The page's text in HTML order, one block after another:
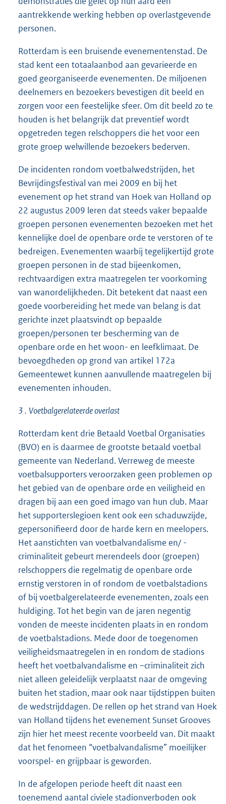
aantrekkende werking hebben op overlastgevende
personen.
Rotterdam is een bruisende evenementenstad. De
stad kent een totaalaanbod aan gevarieerde en
goed georganiseerde evenementen. De miljoenen
deelnemers en bezoekers bevestigen dit beeld en
zorgen voor een feestelijke sfeer. Om dit beeld zo te
houden is het belangrijk dat preventief wordt
opgetreden tegen relschoppers die het voor een
grote groep welwillende bezoekers bederven.
De incidenten rondom voetbalwedstrijden, het
Bevrijdingsfestival van mei 2009 en bij het
evenement op het strand van Hoek van Holland op
22 augustus 2009 leren dat steeds vaker bepaalde
groepen personen evenementen bezoeken met het
kennelijke doel de openbare orde te verstoren of te
bedreigen. Evenementen waarbij tegelijkertijd grote
groepen personen in de stad bijeenkomen,
rechtvaardigen extra maatregelen ter voorkoming
van wanordelijkheden. Dit betekent dat naast een
goede voorbereiding het mede van belang is dat
gerichte inzet plaatsvindt op bepaalde
groepen/personen ter bescherming van de
openbare orde en het woon- en leefklimaat. De
bevoegdheden op grond van artikel 172a
Gemeentewet kunnen aanvullende maatregelen bij
evenementen inhouden.
3. Voetbalgerelateerdeoverlast
Rotterdam kent drie Betaald Voetbal Organisaties
(BVO) en is daarmee de grootste betaald voetbal
gemeente van Nederland. Verreweg de meeste
voetbalsupporters veroorzaken geen problemen op
het gebied van de openbare orde en veiligheid en
dragen bij aan een goed imago van hun club. Maar
het supporterslegioen kent ook een schaduwzijde,
gepersonifieerd door de harde kern en meelopers.
Het aanstichten van voetbalvandalisme en/ -
criminaliteit gebeurt merendeels door (groepen)
relschoppers die regelmatig de openbare orde
ernstig verstoren in of rondom de voetbalstadions
of bij voetbalgerelateerde evenementen, zoals een
huldiging. Tot het begin van de jaren negentig
vonden de meeste incidenten plaats in en rondom
de voetbalstadions. Mede door de toegenomen
veiligheidsmaatregelen in en rondom de stadions
heeft het voetbalvandalisme en –criminaliteit zich
niet alleen geleidelijk verplaatst naar de omgeving
buiten het stadion, maar ook naar tijdstippen buiten
de wedstrijddagen. De rellen op het strand van Hoek
van Holland tijdens het evenement Sunset Grooves
zijn hier het meest recente voorbeeld van. Dit maakt
dat het fenomeen “voetbalvandalisme” moeilijker
voorspel- en grijpbaar is geworden.
In de afgelopen periode heeft dit naast een
toenemend aantal civiele stadionverboden ook